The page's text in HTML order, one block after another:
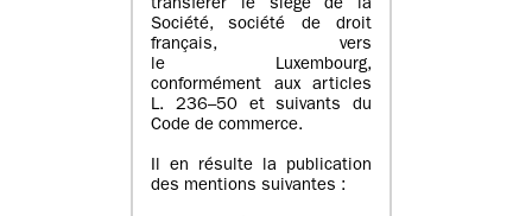
transférer le siège de la
Société, société de droit
français, vers
le Luxembourg,
conformément aux articles
L. 236–50 et suivants du
Code de commerce.
Il en résulte la publication
des mentions suivantes :